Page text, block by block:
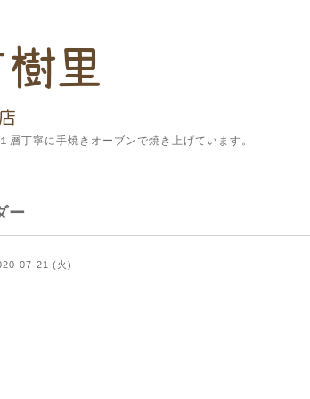
丁寧に手焼きオーブンで焼き上げています。
ー
07-21 (火)